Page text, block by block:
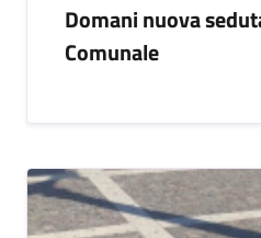
Domani nuova
Comunale